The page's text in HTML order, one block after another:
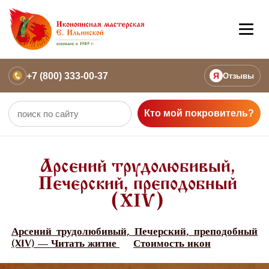
+7 (800) 333-00-37 Я Отзывы
Кто мой покровитель?
Арсений трудолюбивый,
Печерский, преподобный
(XIV)
Арсений трудолюбивый, Печерский, преподобный
(XIV) — Читать житие
Стоимость икон